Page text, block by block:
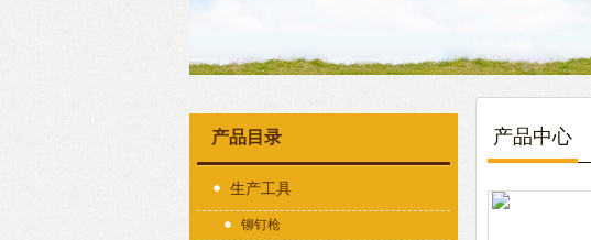
产品目录
生产工具
铆钉枪
产品中心